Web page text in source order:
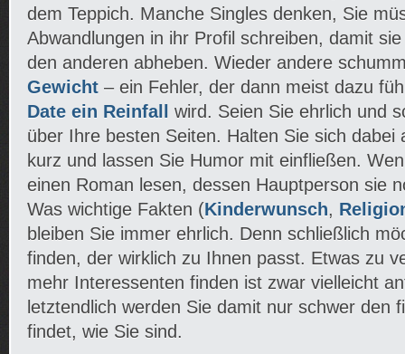
dem Teppich. Manche Singles denken, Sie
Abwandlungen in ihr Profil schreiben, damit
den anderen abheben. Wieder andere
Gewicht – ein Fehler, der dann meist dazu
Date ein Reinfall
wird. Seien Sie ehrlich und
über Ihre besten Seiten. Halten Sie sich dabei
kurz und lassen Sie Humor mit einfließen.
einen Roman lesen, dessen Hauptperson sie
Was wichtige Fakten (Kinderwunsch,
bleiben Sie immer ehrlich. Denn schließlich
finden, der wirklich zu Ihnen passt. Etwas zu
mehr Interessenten finden ist zwar vielleicht
letztendlich werden Sie damit nur schwer den
findet, wie Sie sind.